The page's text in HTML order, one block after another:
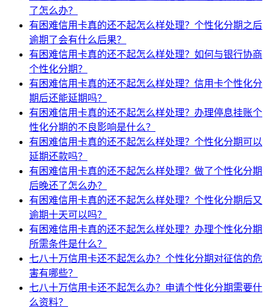
了怎么办？
有困难信用卡真的还不起怎么样处理？个性化分期之后
逾期了会有什么后果？
有困难信用卡真的还不起怎么样处理？如何与银行协商
个性化分期？
有困难信用卡真的还不起怎么样处理？信用卡个性化分
期后还能延期吗？
有困难信用卡真的还不起怎么样处理？办理停息挂账个
性化分期的不良影响是什么？
有困难信用卡真的还不起怎么样处理？个性化分期可以
延期还款吗？
有困难信用卡真的还不起怎么样处理？做了个性化分期
后晚还了怎么办？
有困难信用卡真的还不起怎么样处理？个性化分期后又
逾期十天可以吗？
有困难信用卡真的还不起怎么样处理？办理个性化分期
所需条件是什么？
七八十万信用卡还不起怎么办？个性化分期对征信的危
害有哪些？
七八十万信用卡还不起怎么办？申请个性化分期需要什
么资料？